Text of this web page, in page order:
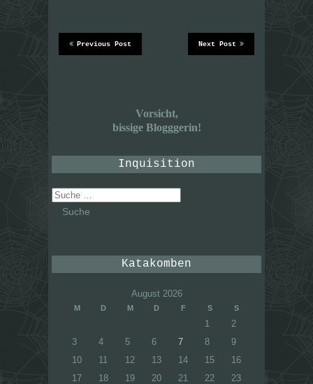
Next Post
Previous Post
Vorsicht,
bissige Blogggerin!
Inquisition
Suche
nach:
Katakomben
August 2026
M D M D F S S
1
2
3
4 5 6 7 8
9
10
11 12 13 14 15
16
17
18 19 20 21 22
23